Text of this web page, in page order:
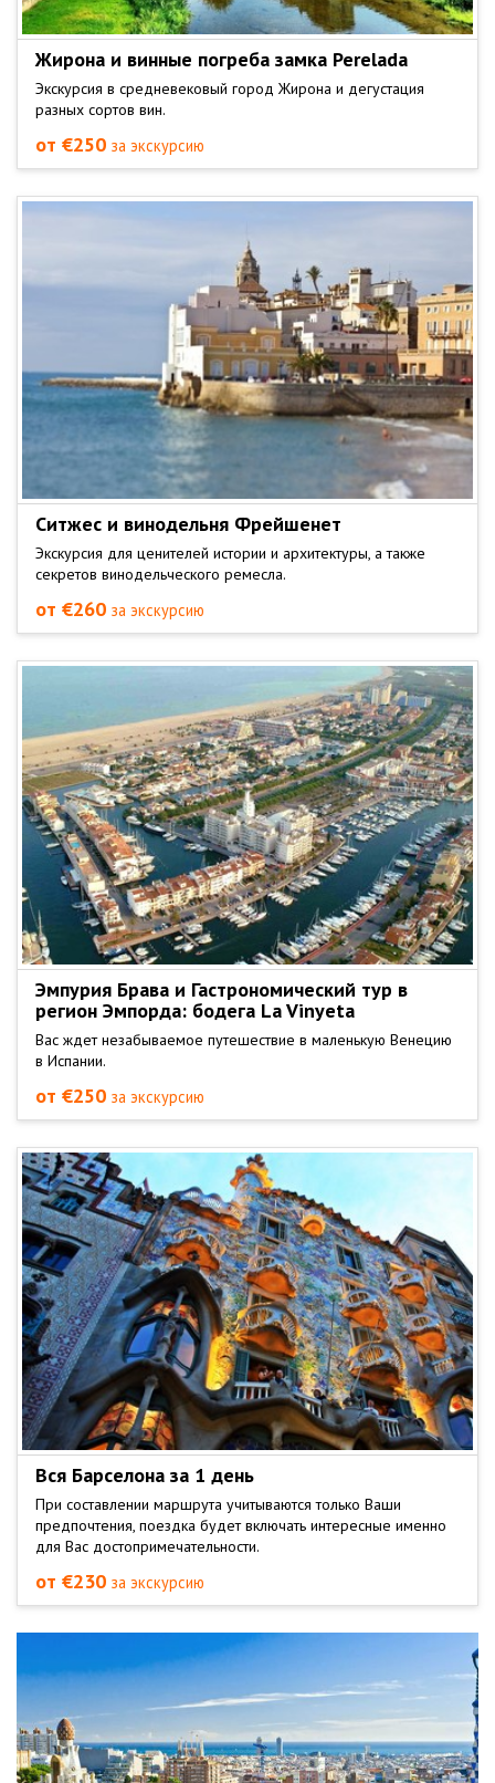
Жирона и винные погреба замка Perelada
Экскурсия в средневековый город Жирона и дегустация
разных сортов вин.
от €250 за экскурсию
Ситжес и винодельня Фрейшенет
Экскурсия для ценителей истории и архитектуры, а также
секретов винодельческого ремесла.
от €260 за экскурсию
Эмпурия Брава и Гастрономический тур в
регион Эмпорда: бодега La Vinyeta
Вас ждет незабываемое путешествие в маленькую Венецию
в Испании.
от €250 за экскурсию
Вся Барселона за 1 день
При составлении маршрута учитываются только Ваши
предпочтения, поездка будет включать интересные именно
для Вас достопримечательности.
от €230 за экскурсию